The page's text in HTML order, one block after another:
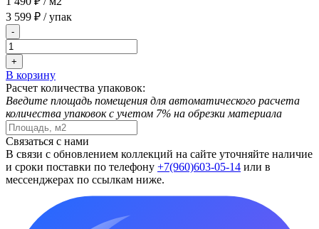
3 599 ₽ / упак
-
+
В корзину
Расчет количества упаковок:
Введите площадь помещения для автоматического расчета
количества упаковок с учетом 7% на обрезки материала
Связаться с нами
В связи с обновлением коллекций на сайте уточняйте наличие
и сроки поставки по телефону +7(960)603-05-14 или в
мессенджерах по ссылкам ниже.